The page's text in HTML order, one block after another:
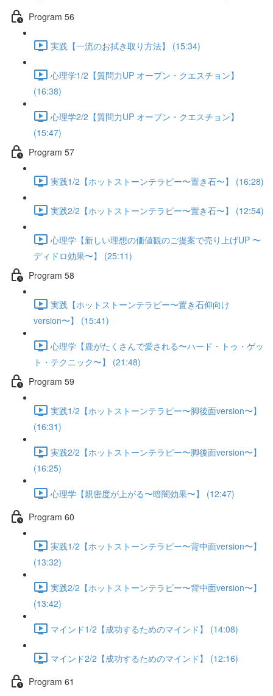
Program 56
実践【一流のお拭き取り方法】 (15:34)
心理学1/2【質問力UP オープン・クエスチョン】
(16:38)
心理学2/2【質問力UP オープン・クエスチョン】
(15:47)
Program 57
実践1/2【ホットストーンテラピー〜置き石〜】 (16:28)
実践2/2【ホットストーンテラピー〜置き石〜】 (12:54)
心理学【新しい理想の価値観のご提案で売り上げUP 〜
ディドロ効果〜】 (25:11)
Program 58
実践【ホットストーンテラピー〜置き石仰向け
version〜】 (15:41)
心理学【鹿がたくさんで愛される〜ハード・トゥ・ゲッ
ト・テクニック〜】 (21:48)
Program 59
実践1/2【ホットストーンテラピー〜脚後面version〜】
(16:31)
実践2/2【ホットストーンテラピー〜脚後面version〜】
(16:25)
心理学【親密度が上がる〜暗闇効果〜】 (12:47)
Program 60
実践1/2【ホットストーンテラピー〜背中面version〜】
(13:32)
実践2/2【ホットストーンテラピー〜背中面version〜】
(13:42)
マインド1/2【成功するためのマインド】 (14:08)
マインド2/2【成功するためのマインド】 (12:16)
Program 61